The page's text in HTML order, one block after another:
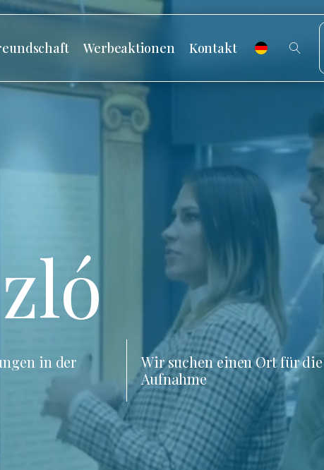
Werbeaktionen Kontakt
in der
Wir suchen einen Ort für die
Aufnahme